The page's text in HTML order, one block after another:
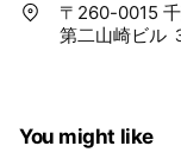
〒260-0015
第二山崎ビル
You might like